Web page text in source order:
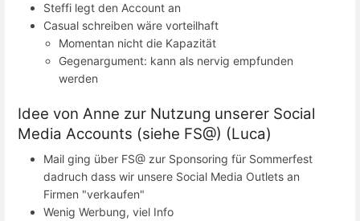
Steffi legt den Account an
Casual schreiben wäre vorteilhaft
Momentan nicht die Kapazität
Gegenargument: kann als nervig empfunden
werden
Idee von Anne zur Nutzung unserer Social
Media Accounts (siehe FS@) (Luca)
Mail ging über FS@ zur Sponsoring für Sommerfest
dadruch dass wir unsere Social Media Outlets an
Firmen "verkaufen"
Wenig Werbung, viel Info